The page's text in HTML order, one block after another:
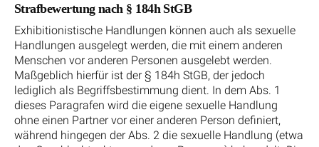
Strafbewertung nach § 184h StGB
Exhibitionistische Handlungen können auch als sexuelle
Handlungen ausgelegt werden, die mit einem anderen
Menschen vor anderen Personen ausgelebt werden.
Maßgeblich hierfür ist der § 184h StGB, der jedoch
lediglich als Begriffsbestimmung dient. In dem Abs. 1
dieses Paragrafen wird die eigene sexuelle Handlung
ohne einen Partner vor einer anderen Person definiert,
während hingegen der Abs. 2 die sexuelle Handlung (etwa